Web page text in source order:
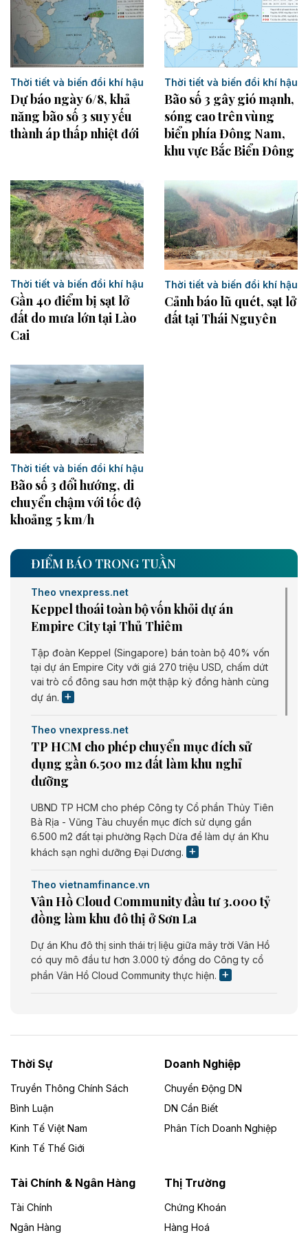
Thời tiết và biến đổi khí hậu
Dự báo ngày 6/8, khả
năng bão số 3 suy yếu
thành áp thấp nhiệt đới
Thời tiết và biến đổi khí hậu
Bão số 3 gây gió mạnh,
sóng cao trên vùng
biển phía Đông Nam,
khu vực Bắc Biển Đông
Thời tiết và biến đổi khí hậu
Gần 40 điểm bị sạt lở
đất do mưa lớn tại Lào
Cai
Thời tiết và biến đổi khí hậu
Cảnh báo lũ quét, sạt lở
đất tại Thái Nguyên ​
Thời tiết và biến đổi khí hậu
Bão số 3 đổi hướng, di
chuyển chậm với tốc độ
khoảng 5 km/h
ĐIỂM BÁO TRONG TUẦN
Theo vnexpress.net
Keppel thoái toàn bộ vốn khỏi dự án
Empire City tại Thủ Thiêm
Tập đoàn Keppel (Singapore) bán toàn bộ 40% vốn
tại dự án Empire City với giá 270 triệu USD, chấm dứt
vai trò cổ đông sau hơn một thập kỷ đồng hành cùng
dự án.
Theo vnexpress.net
TP HCM cho phép chuyển mục đích sử
dụng gần 6.500 m2 đất làm khu nghỉ
dưỡng
UBND TP HCM cho phép Công ty Cổ phần Thủy Tiên
Bà Rịa - Vũng Tàu chuyển mục đích sử dụng gần
6.500 m2 đất tại phường Rạch Dừa để làm dự án Khu
khách sạn nghỉ dưỡng Đại Dương.
Theo vietnamfinance.vn
Vân Hồ Cloud Community đầu tư 3.000 tỷ
đồng làm khu đô thị ở Sơn La
Dự án Khu đô thị sinh thái trị liệu giữa mây trời Vân Hồ
có quy mô đầu tư hơn 3.000 tỷ đồng do Công ty cổ
phần Vân Hồ Cloud Community thực hiện.
Dự án Nhà máy xử lý rác và phát điện Bắc Giang do
Công ty TNHH Năng lượng môi trường Bắc Giang làm
Theo vietnamfinance.vn
Đức Long Gia Lai mở rộng ‘hệ sinh thái’
Lai
Bốn doanh nghiệp có sự góp vốn của Công ty Cổ
phần Tập đoàn Đức Long Gia Lai (HoSE: DLG) được
Thời Sự
Truyền Thông Chính Sách
Bình Luận
Kinh Tế Việt Nam
Kinh Tế Thế Giới
Doanh Nghiệp
Chuyển Động DN
DN Cần Biết
Phân Tích Doanh Nghiệp
Tài Chính & Ngân Hàng
Tài Chính
Ngân Hàng
Thị Trường
Chứng Khoán
Hàng Hoá